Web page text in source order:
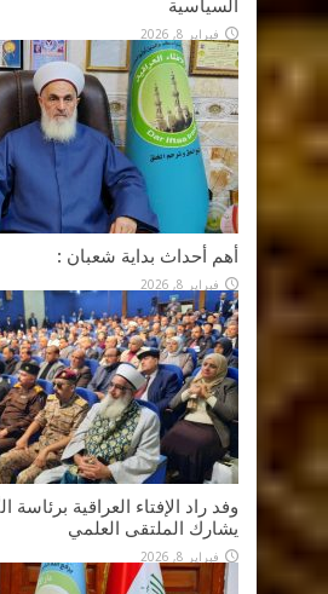
السياسية
فبراير 8, 2026
أهم أحداث بداية شعبان :
فبراير 8, 2026
وفد راد الإفتاء العراقية
يشارك الملتقى العلمي
فبراير 8, 2026